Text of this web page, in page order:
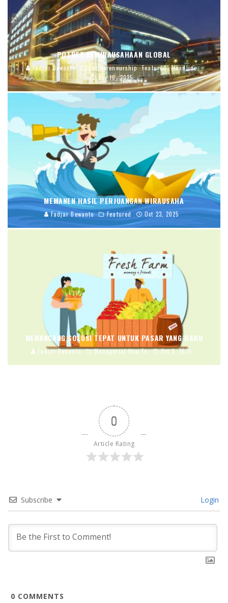
POTRET KEWIRAUSAHAAN GLOBAL
Fadjar Dewanto Entrepreneurship Featured
Headline
Nov 10, 2025
MEMANEN HASIL PERJUANGAN WIRAUSAHA
Fadjar Dewanto Featured Oct 23, 2025
MERANCANG SOLUSI TEPAT UNTUK PASAR YANG BARU
Fadjar Dewanto Managerial How To Oct 3, 2025
0
Article Rating
Subscribe Login
0 COMMENTS